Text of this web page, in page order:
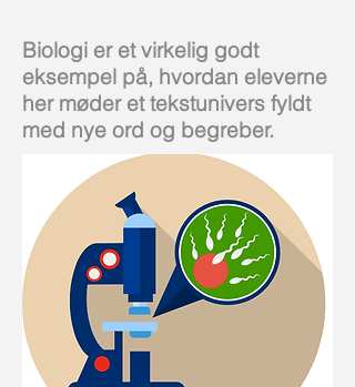
Biologi er et virkelig godt
eksempel på, hvordan eleverne
her møder et tekstunivers fyldt
med nye ord og begreber.